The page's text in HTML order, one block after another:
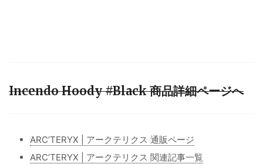
Incendo Hoody #Black 商品詳細ページへ
ARC’TERYX | アークテリクス 通販ページ
ARC’TERYX | アークテリクス 関連記事一覧